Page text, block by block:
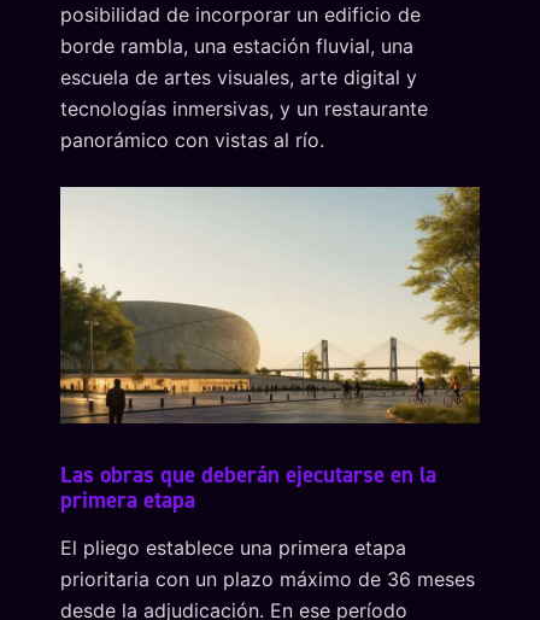
posibilidad de incorporar un edificio de
borde rambla, una estación fluvial, una
escuela de artes visuales, arte digital y
tecnologías inmersivas, y un restaurante
panorámico con vistas al río.
Las obras que deberán ejecutarse en la
primera etapa
El pliego establece una primera etapa
prioritaria con un plazo máximo de 36 meses
desde la adjudicación. En ese período